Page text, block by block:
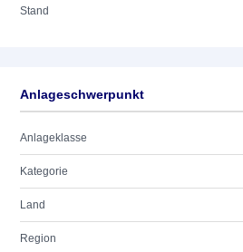
Stand
Anlageschwerpunkt
Anlageklasse
Kategorie
Land
Region